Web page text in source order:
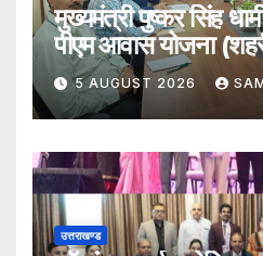
मुख्यमंत्री पुष्कर सिंह
पीएम आवास योजना
समीक्षा
5 AUGUST 2026
उत्तराखण्ड